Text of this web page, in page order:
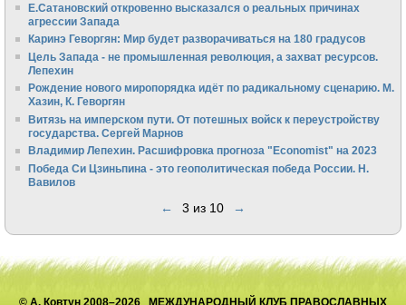
Е.Сатановский откровенно высказался о реальных причинах
агрессии Запада
Каринэ Геворгян: Мир будет разворачиваться на 180 градусов
Цель Запада - не промышленная революция, а захват ресурсов.
Лепехин
Рождение нового миропорядка идёт по радикальному сценарию. М.
Хазин, К. Геворгян
Витязь на имперском пути. От потешных войск к переустройству
государства. Сергей Марнов
Владимир Лепехин. Расшифровка прогноза "Economist" на 2023
Победа Си Цзиньпина - это геополитическая победа России. Н.
Вавилов
← 3 из 10 →
© А. Ковтун 2008–2026 МЕЖДУНАРОДНЫЙ КЛУБ ПРАВОСЛАВНЫХ